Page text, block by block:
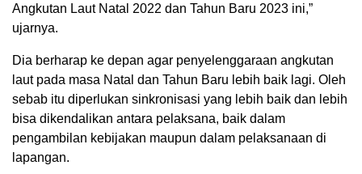
Angkutan Laut Natal 2022 dan Tahun Baru 2023 ini,”
ujarnya.
Dia berharap ke depan agar penyelenggaraan angkutan
laut pada masa Natal dan Tahun Baru lebih baik lagi. Oleh
sebab itu diperlukan sinkronisasi yang lebih baik dan lebih
bisa dikendalikan antara pelaksana, baik dalam
pengambilan kebijakan maupun dalam pelaksanaan di
lapangan.